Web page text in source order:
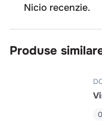
Nicio recenzie.
Produse